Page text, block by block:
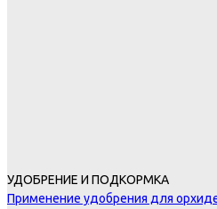
УДОБРЕНИЕ И ПОДКОРМКА
Применение удобрения для